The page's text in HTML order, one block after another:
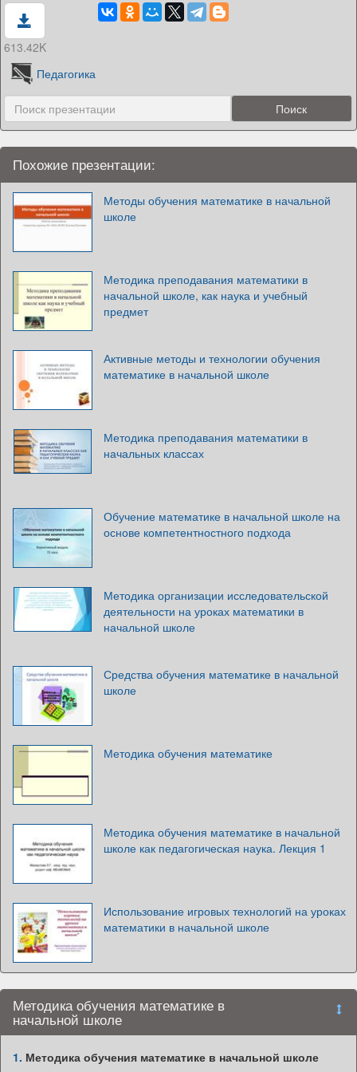
613.42K
Педагогика
Похожие презентации:
Методы обучения математике в начальной
школе
Методика преподавания математики в
начальной школе, как наука и учебный
предмет
Активные методы и технологии обучения
математике в начальной школе
Методика преподавания математики в
начальных классах
Обучение математике в начальной школе на
основе компетентностного подхода
Методика организации исследовательской
деятельности на уроках математики в
начальной школе
Средства обучения математике в начальной
школе
Методика обучения математике
Методика обучения математике в начальной
школе как педагогическая наука. Лекция 1
Использование игровых технологий на уроках
математики в начальной школе
Методика обучения математике в
начальной школе
1. Методика обучения математике в начальной школе